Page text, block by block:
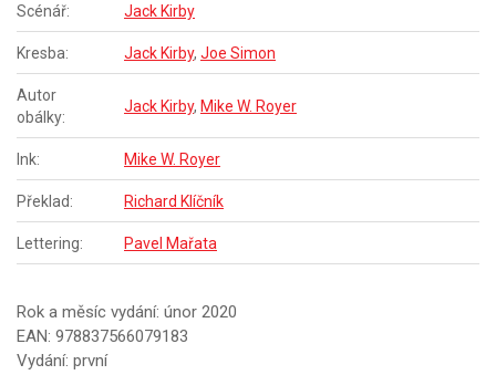
Scénář: Jack Kirby
Kresba: Jack Kirby, Joe Simon
Autor
obálky:
Jack Kirby, Mike W. Royer
Ink: Mike W. Royer
Překlad: Richard Klíčník
Lettering: Pavel Mařata
Rok a měsíc vydání: únor 2020
EAN: 978837566079183
Vydání: první